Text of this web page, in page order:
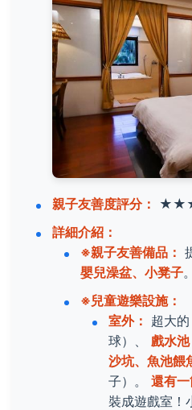
親子友善度評分：
詳細介紹：
※親子友善備品：
嬰兒澡盆、小凳子
※兒童遊樂設施：
室外： 超大的
球）、 戲水池
沙坑、魚池餵
子）。 還有
裝成遊戲室！